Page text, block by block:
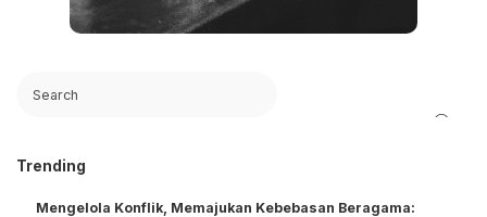
Trending
Mengelola Konflik, Memajukan Kebebasan Beragama: